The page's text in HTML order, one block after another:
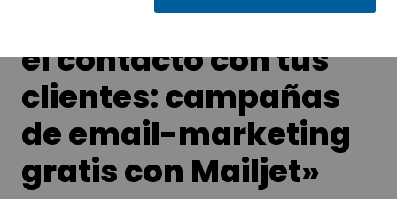
Taller CTIC: «Mejora
el contacto con tus
clientes: campañas
de email-marketing
gratis con Mailjet»